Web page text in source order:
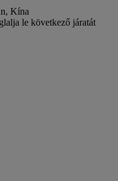
Kína
le következő járatát